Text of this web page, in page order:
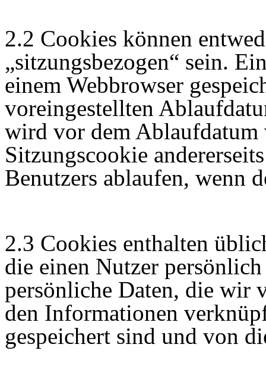
2.2 Cookies können
„sitzungsbezogen“ sein.
einem Webbrowser
voreingestellten
wird vor dem Ablaufdatum
Sitzungscookie
Benutzers ablaufen, wenn
2.3 Cookies enthalten
die einen Nutzer
persönliche Daten, die wir
den Informationen
gespeichert sind und von